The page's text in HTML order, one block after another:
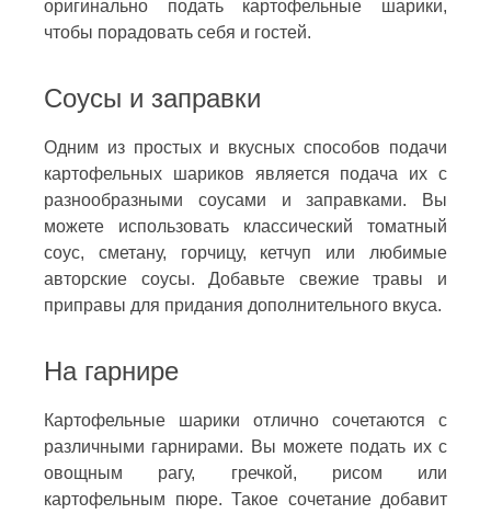
оригинально подать картофельные шарики,
чтобы порадовать себя и гостей.
Соусы и заправки
Одним из простых и вкусных способов подачи
картофельных шариков является подача их с
разнообразными соусами и заправками. Вы
можете использовать классический томатный
соус, сметану, горчицу, кетчуп или любимые
авторские соусы. Добавьте свежие травы и
приправы для придания дополнительного вкуса.
На гарнире
Картофельные шарики отлично сочетаются с
различными гарнирами. Вы можете подать их с
овощным рагу, гречкой, рисом или
картофельным пюре. Такое сочетание добавит